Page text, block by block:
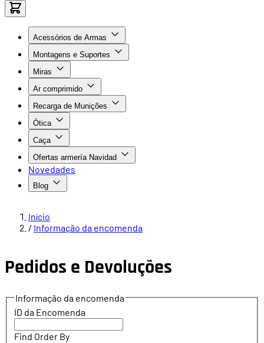
Acessórios de Armas
Montagens e Suportes
Miras
Ar comprimido
Recarga de Munições
Ótica
Caça
Ofertas armería Navidad
Novedades
Blog
Início
/ Informação da encomenda
Pedidos e Devoluções
Informação da encomenda
ID da Encomenda
Find Order By